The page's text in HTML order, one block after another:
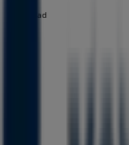
Publicidad